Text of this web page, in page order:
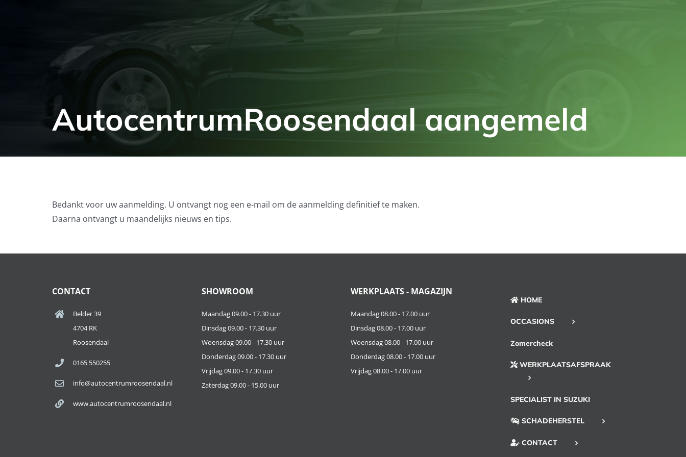
AutocentrumRoosendaal aangemeld
Bedankt voor uw aanmelding. U ontvangt nog een e-mail om de aanmelding definitief te maken.
Daarna ontvangt u maandelijks nieuws en tips.
CONTACT
Belder 39
4704 RK
Roosendaal
0165 550255
info@autocentrumroosendaal.nl
www.autocentrumroosendaal.nl
SHOWROOM
Maandag 09.00 - 17.30 uur
Dinsdag 09.00 - 17.30 uur
Woensdag 09.00 - 17.30 uur
Donderdag 09.00 - 17.30 uur
Vrijdag 09.00 - 17.30 uur
Zaterdag 09.00 - 15.00 uur
WERKPLAATS - MAGAZIJN
Maandag 08.00 - 17.00 uur
Dinsdag 08.00 - 17.00 uur
Woensdag 08.00 - 17.00 uur
Donderdag 08.00 - 17.00 uur
Vrijdag 08.00 - 17.00 uur
HOME
OCCASIONS
Zomercheck
WERKPLAATSAFSPRAAK
SPECIALIST IN SUZUKI
SCHADEHERSTEL
CONTACT